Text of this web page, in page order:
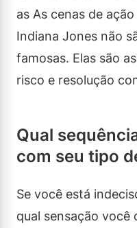
as As cenas de
Indiana Jones não
famosas. Elas são
risco e resolução
Qual
com seu tipo
Se você está
qual sensação você